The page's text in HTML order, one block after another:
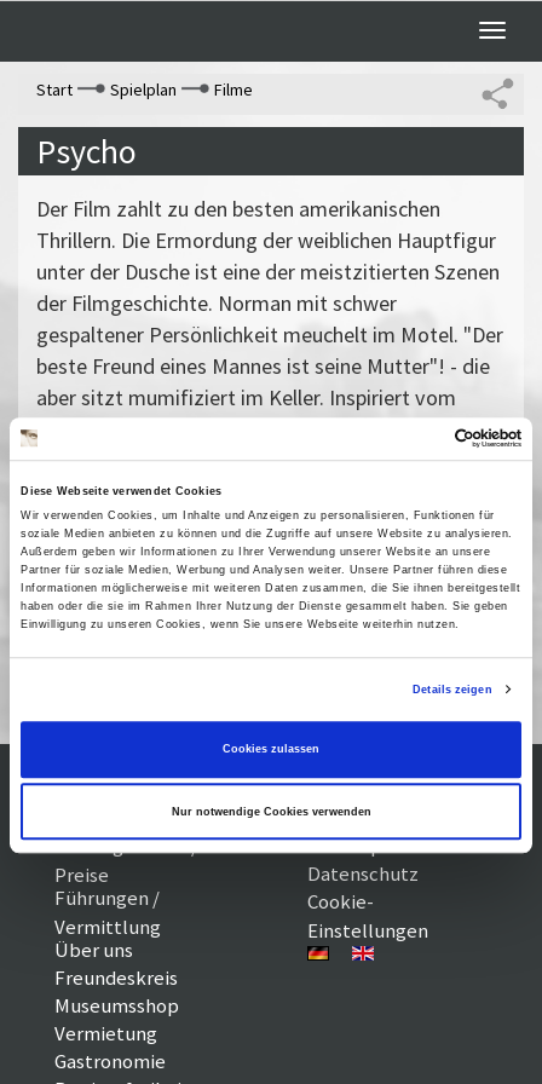
Diese Webseite verwendet Cookies
Wir verwenden Cookies, um Inhalte und Anzeigen zu personalisieren, Funktionen für
soziale Medien anbieten zu können und die Zugriffe auf unsere Website zu analysieren.
Außerdem geben wir Informationen zu Ihrer Verwendung unserer Website an unsere
Partner für soziale Medien, Werbung und Analysen weiter. Unsere Partner führen diese
Informationen möglicherweise mit weiteren Daten zusammen, die Sie ihnen bereitgestellt
haben oder die sie im Rahmen Ihrer Nutzung der Dienste gesammelt haben. Sie geben
Einwilligung zu unseren Cookies, wenn Sie unsere Webseite weiterhin nutzen.
Details zeigen
Cookies zulassen
Nur notwendige Cookies verwenden
Toggle
Start
Spielplan Filme
Psycho
Der Film zahlt zu den besten amerikanischen
Thrillern. Die Ermordung der weiblichen Hauptfigur
unter der Dusche ist eine der meistzitierten Szenen
der Filmgeschichte. Norman mit schwer
gespaltener Persönlichkeit meuchelt im Motel. "Der
beste Freund eines Mannes ist seine Mutter"! - die
aber sitzt mumifiziert im Keller. Inspiriert vom
realen Frauenmörder Ed Gein schuf Hitchcock sein
eigenartigstes Meisterwerk.
Vergangene Vorstellungen
03 Juli 2009| 22:00
Cinema Noir auf dem Pfingstberg
07/09
Kontakt / Anfahrt
Öffnungszeiten /
Preise
Führungen /
Vermittlung
Über uns
Freundeskreis
Museumsshop
Vermietung
Gastronomie
Impressum
Sitemap
Datenschutz
Cookie-
Einstellungen